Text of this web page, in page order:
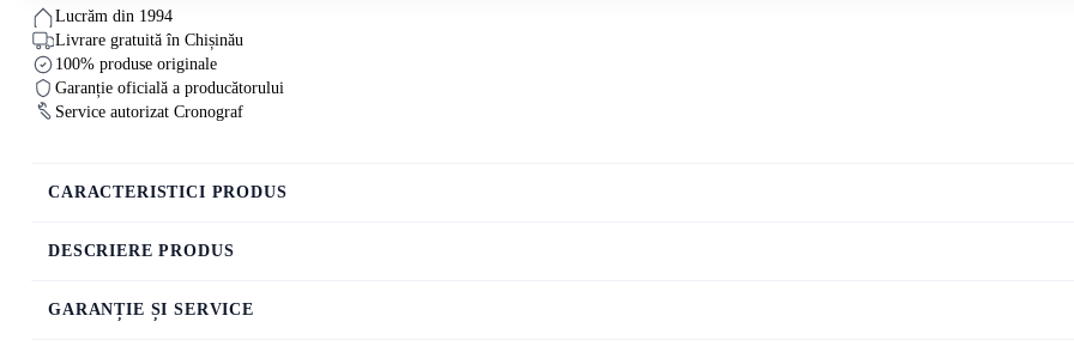
Lucrăm din 1994
Livrare gratuită în Chișinău
100% produse originale
Garanție oficială a producătorului
Service autorizat Cronograf
CARACTERISTICI PRODUS
DESCRIERE PRODUS
GARANȚIE ȘI SERVICE